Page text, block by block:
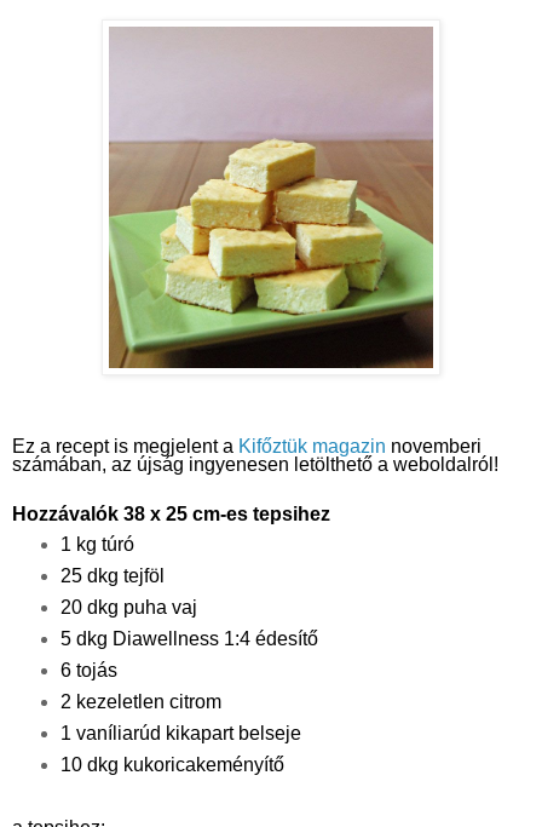
Ez a recept is megjelent a Kifőztük magazin novemberi
számában, az újság ingyenesen letölthető a weboldalról!
Hozzávalók 38 x 25 cm-es tepsihez
1 kg túró
25 dkg tejföl
20 dkg puha vaj
5 dkg Diawellness 1:4 édesítő
6 tojás
2 kezeletlen citrom
1 vaníliarúd kikapart belseje
10 dkg kukoricakeményítő